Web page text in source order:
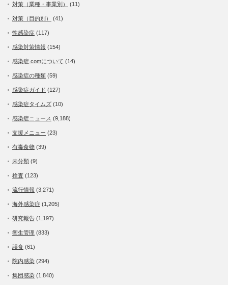
対策（業種・事業別） (11)
対策（目的別） (41)
性感染症 (117)
感染対策情報 (154)
感染症.comについて (14)
感染症の種類 (59)
感染症ガイド (127)
感染症タイムズ (10)
感染症ニュース (9,188)
支援メニュー (23)
有毒食物 (39)
未分類 (9)
検査 (123)
流行情報 (3,271)
海外感染症 (1,205)
研究報告 (1,197)
衛生管理 (833)
誤食 (61)
院内感染 (294)
集団感染 (1,840)